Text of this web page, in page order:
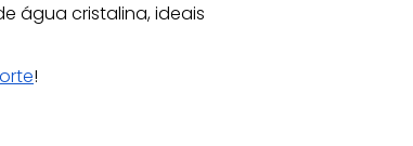
água cristalina, ideais
!